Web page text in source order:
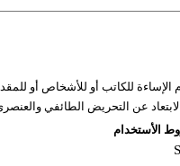
الإساءة للكاتب أو للأشخاص أو
عن التحريض الطائفي
الأستخدام